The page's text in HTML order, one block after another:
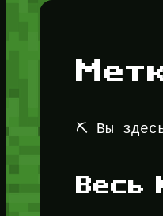
⛏️ Вы
Весь